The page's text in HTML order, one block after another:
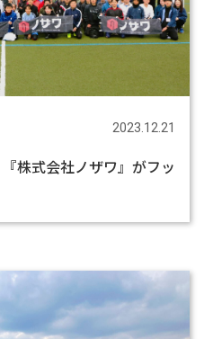
2023.12.21
株式会社ノザワ』がフッ